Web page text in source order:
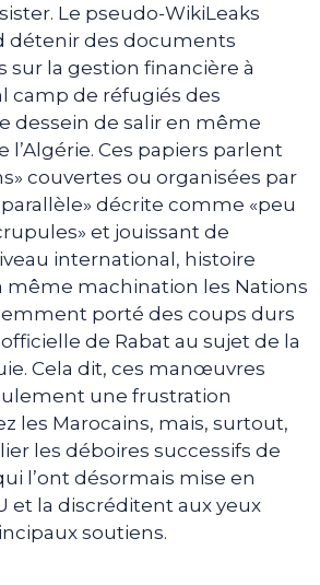
Le pseudo-WikiLeaks
détenir des documents
la gestion financière à
camp de réfugiés des
dessein de salir en même
l’Algérie. Ces papiers parlent
couvertes ou organisées par
décrite comme «peu
et jouissant de
international, histoire
même machination les Nations
porté des coups durs
de Rabat au sujet de la
Cela dit, ces manœuvres
une frustration
les Marocains, mais, surtout,
les déboires successifs de
l’ont désormais mise en
et la discréditent aux yeux
soutiens.